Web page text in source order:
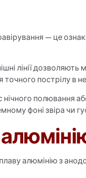
— це
лінії
пострілу в
полювання
фоні звіра чи
алюмінію з